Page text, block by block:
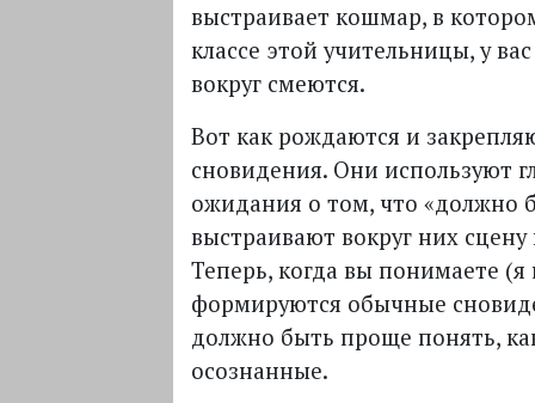
выстраивает кошмар, в
классе этой учительницы, у
вокруг смеются.
Вот как рождаются и
сновидения. Они используют
ожидания о том, что «должно
выстраивают вокруг них
Теперь, когда вы понимаете (я
формируются обычные
должно быть проще понять,
осознанные.